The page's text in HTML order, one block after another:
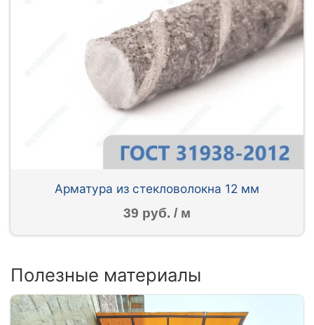
Арматура из стекловолокна 12 мм
39 руб. / м
Полезные материалы